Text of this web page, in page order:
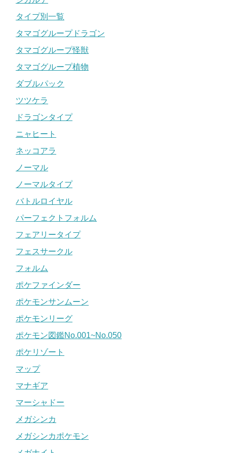
タイプ別一覧
タマゴグループドラゴン
タマゴグループ怪獣
タマゴグループ植物
ダブルパック
ツツケラ
ドラゴンタイプ
ニャヒート
ネッコアラ
ノーマル
ノーマルタイプ
バトルロイヤル
パーフェクトフォルム
フェアリータイプ
フェスサークル
フォルム
ポケファインダー
ポケモンサンムーン
ポケモンリーグ
ポケモン図鑑No.001~No.050
ポケリゾート
マップ
マナギア
マーシャドー
メガシンカ
メガシンカポケモン